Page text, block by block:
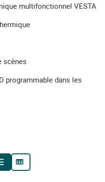
multifonctionnel VESTA
scènes
programmable dans les